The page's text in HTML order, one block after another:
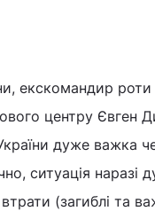
екскомандир
центру Євген
дуже важка
ситуація наразі
(загиблі та